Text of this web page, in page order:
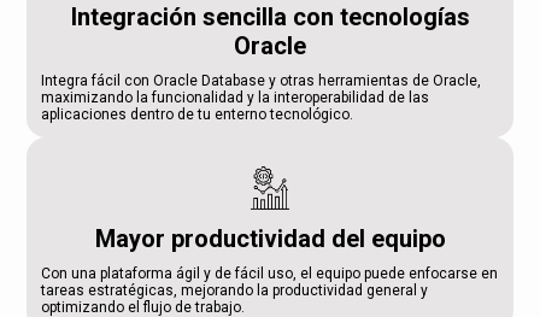
Integración sencilla con tecnologías
Oracle
Integra fácil con Oracle Database y otras herramientas de Oracle,
maximizando la funcionalidad y la interoperabilidad de las
aplicaciones dentro de tu enterno tecnológico.
Mayor productividad del equipo
Con una plataforma ágil y de fácil uso, el equipo puede enfocarse en
tareas estratégicas, mejorando la productividad general y
optimizando el flujo de trabajo.